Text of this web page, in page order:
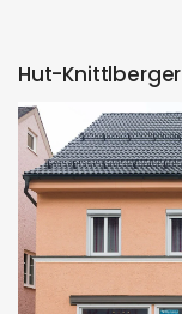
Hut-Knittlberger